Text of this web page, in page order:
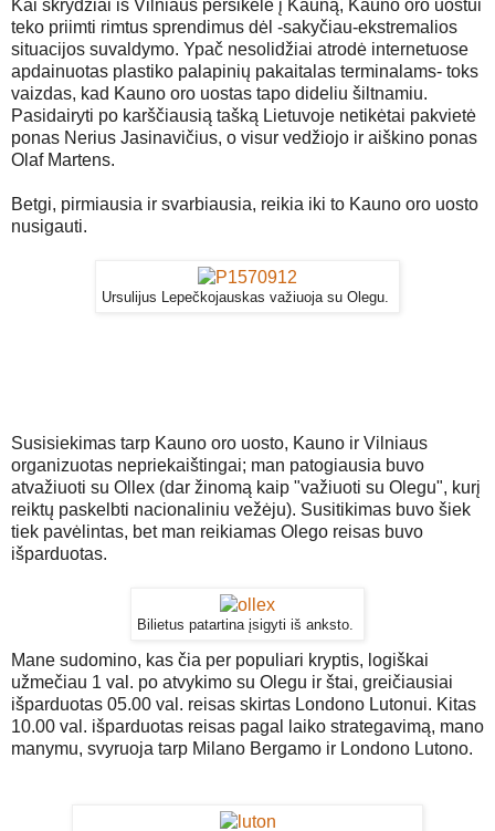
Kai skrydžiai iš Vilniaus persikėlė į Kauną, Kauno oro uostui
teko priimti rimtus sprendimus dėl -sakyčiau-ekstremalios
situacijos suvaldymo. Ypač nesolidžiai atrodė internetuose
apdainuotas plastiko palapinių pakaitalas terminalams- toks
vaizdas, kad Kauno oro uostas tapo dideliu šiltnamiu.
Pasidairyti po karščiausią tašką Lietuvoje netikėtai pakvietė
ponas Nerius Jasinavičius, o visur vedžiojo ir aiškino ponas
Olaf Martens.
Betgi, pirmiausia ir svarbiausia, reikia iki to Kauno oro uosto
nusigauti.
Ursulijus Lepečkojauskas važiuoja su Olegu.
Susisiekimas tarp Kauno oro uosto, Kauno ir Vilniaus
organizuotas nepriekaištingai; man patogiausia buvo
atvažiuoti su Ollex (dar žinomą kaip "važiuoti su Olegu", kurį
reiktų paskelbti nacionaliniu vežėju). Susitikimas buvo šiek
tiek pavėlintas, bet man reikiamas Olego reisas buvo
išparduotas.
Bilietus patartina įsigyti iš anksto.
Mane sudomino, kas čia per populiari kryptis, logiškai
užmečiau 1 val. po atvykimo su Olegu ir štai, greičiausiai
išparduotas 05.00 val. reisas skirtas Londono Lutonui. Kitas
10.00 val. išparduotas reisas pagal laiko strategavimą, mano
manymu, svyruoja tarp Milano Bergamo ir Londono Lutono.